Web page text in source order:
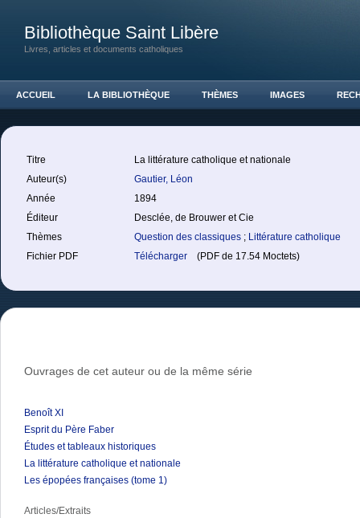
Bibliothèque Saint Libère
Livres, articles et documents catholiques
ACCUEIL LA BIBLIOTHÈQUE THÈMES IMAGES
Titre
La littérature catholique et nationale
Auteur(s)
Gautier, Léon
Année
1894
Éditeur
Desclée, de Brouwer et Cie
Thèmes
Question des classiques ; Littérature catholique
Fichier PDF
Télécharger (PDF de 17.54 Moctets)
Ouvrages de cet auteur ou de la même série
Benoît XI
Esprit du Père Faber
Études et tableaux historiques
La littérature catholique et nationale
Les épopées françaises (tome 1)
Articles/Extraits